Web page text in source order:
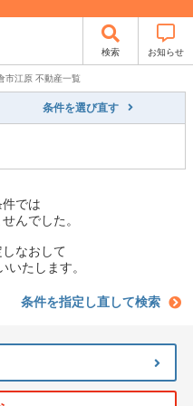
検索 お知らせ
市江原 不動産一覧
条件を選び直す
では
んでした。
なおして
いたします。
条件を指定し直して検索